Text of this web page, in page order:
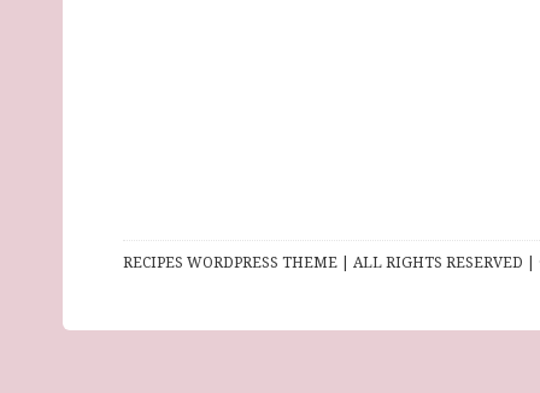
RECIPES WORDPRESS THEME | ALL RIGHTS RESERVED